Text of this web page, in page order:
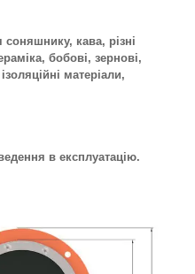
кава, різні
бобові, зернові,
матеріали,
в експлуатацію.